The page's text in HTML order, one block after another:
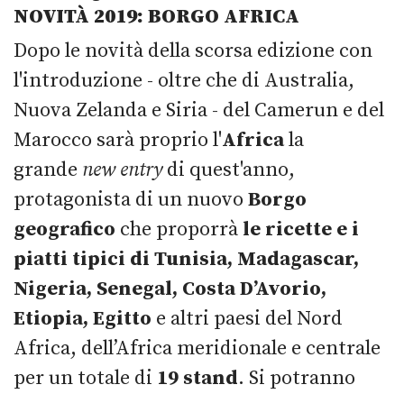
NOVITÀ 2019: BORGO AFRICA
Dopo le novità della scorsa edizione con
l'introduzione - oltre che di Australia,
Nuova Zelanda e Siria - del Camerun e del
Marocco sarà proprio l'Africala
grande new entrydi quest'anno,
protagonista di un nuovo Borgo
geografico che proporrà le ricette e i
piatti tipici di Tunisia, Madagascar,
Nigeria, Senegal, Costa D’Avorio,
Etiopia, Egitto e altri paesi del Nord
Africa, dell’Africa meridionale e centrale
per un totale di 19 stand. Si potranno